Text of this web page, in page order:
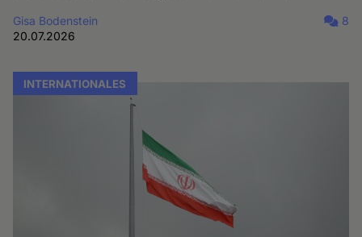
Gisa Bodenstein
20.07.2026
8
INTERNATIONALES